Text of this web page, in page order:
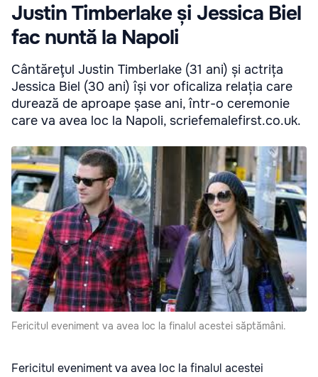
Justin Timberlake și Jessica Biel
fac nuntă la Napoli
Cântăreţul Justin Timberlake (31 ani) și actrița
Jessica Biel (30 ani) își vor oficaliza relația care
durează de aproape șase ani, într-o ceremonie
care va avea loc la Napoli, scriefemalefirst.co.uk.
Fericitul eveniment va avea loc la finalul acestei săptămâni.
Fericitul eveniment va avea loc la finalul acestei